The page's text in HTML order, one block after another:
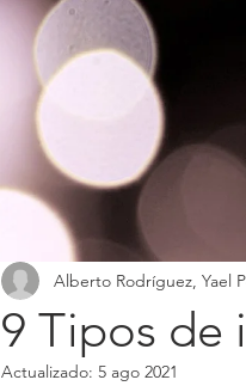
9 Tipos de
Alberto Rodríguez, Yael
Actualizado: 5 ago 2021